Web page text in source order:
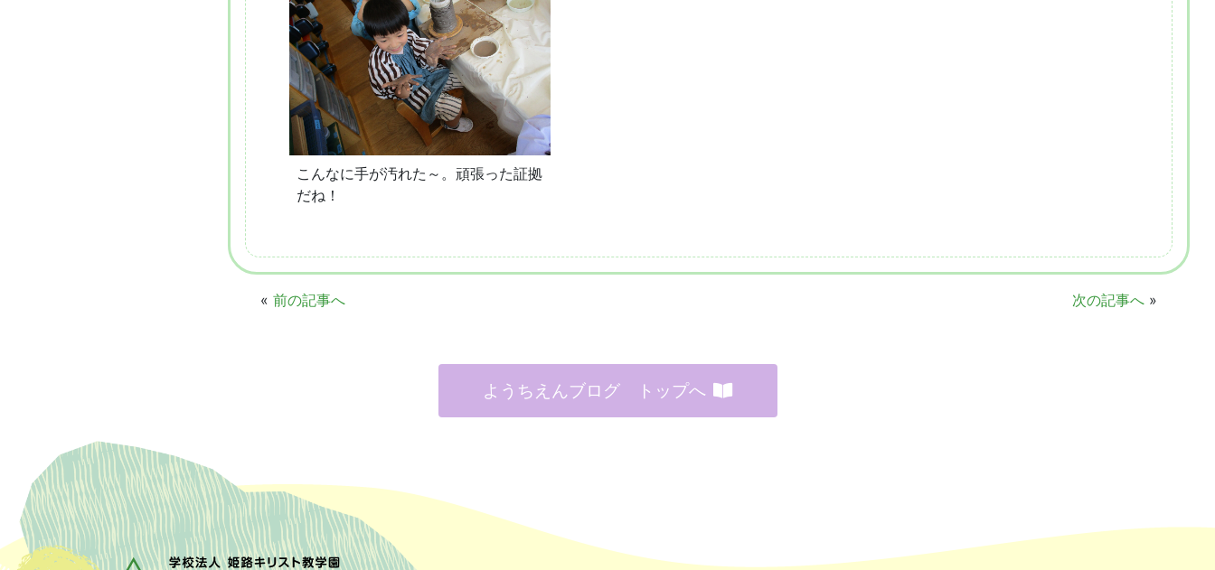
こんなに手が汚れた～。頑張った証拠
だね！
« 前の記事へ 次の記事へ »
ようちえんブログ トップへ